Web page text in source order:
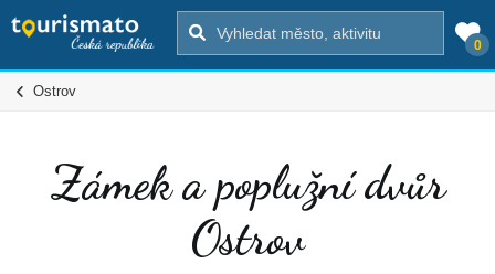
0
Ostrov
Zámek a poplužní dvůr
Ostrov